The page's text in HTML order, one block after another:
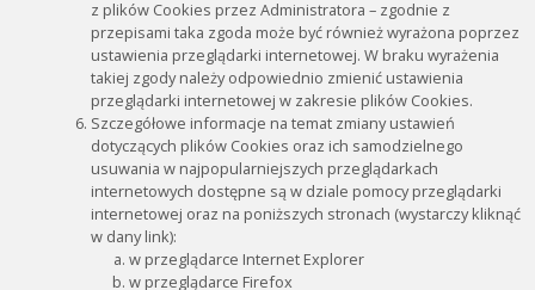
z plików Cookies przez Administratora – zgodnie z
przepisami taka zgoda może być również wyrażona poprzez
ustawienia przeglądarki internetowej. W braku wyrażenia
takiej zgody należy odpowiednio zmienić ustawienia
przeglądarki internetowej w zakresie plików Cookies.
Szczegółowe informacje na temat zmiany ustawień
dotyczących plików Cookies oraz ich samodzielnego
usuwania w najpopularniejszych przeglądarkach
internetowych dostępne są w dziale pomocy przeglądarki
internetowej oraz na poniższych stronach (wystarczy kliknąć
w dany link):
w przeglądarce Internet Explorer
w przeglądarce Firefox